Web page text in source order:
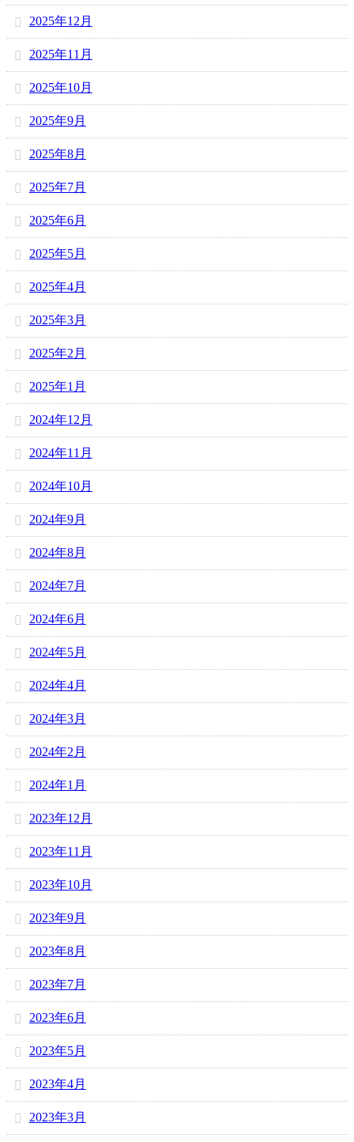
2025年12月
2025年11月
2025年10月
2025年9月
2025年8月
2025年7月
2025年6月
2025年5月
2025年4月
2025年3月
2025年2月
2025年1月
2024年12月
2024年11月
2024年10月
2024年9月
2024年8月
2024年7月
2024年6月
2024年5月
2024年4月
2024年3月
2024年2月
2024年1月
2023年12月
2023年11月
2023年10月
2023年9月
2023年8月
2023年7月
2023年6月
2023年5月
2023年4月
2023年3月